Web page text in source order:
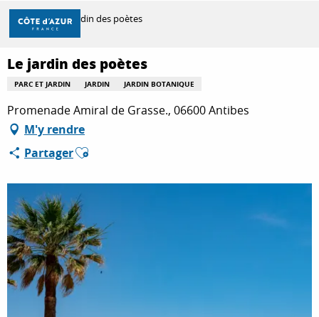
Aller
contenu
principal
DÉCOUVRIR
À FAIRE
SÉJOURNER
Accueil Le jardin des poètes
Le jardin des poètes
PARC ET JARDIN JARDIN JARDIN BOTANIQUE
Promenade Amiral de Grasse., 06600 Antibes
M'y rendre
PartagerAjouter aux favoris